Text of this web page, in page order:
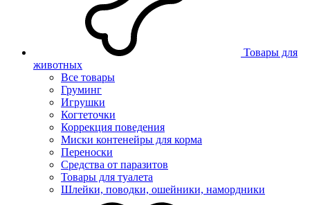
Товары для
животных
Все товары
Груминг
Игрушки
Когтеточки
Коррекция поведения
Миски контенейры для корма
Переноски
Средства от паразитов
Товары для туалета
Шлейки, поводки, ошейники, намордники